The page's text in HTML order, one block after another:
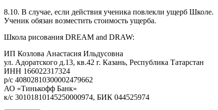
8.10. В случае, если действия ученика повлекли ущерб Школе.
Ученик обязан возместить стоимость ущерба.
Школа рисования DREAM and DRAW:
ИП Козлова Анастасия Ильдусовна
ул. Адоратского д.13, кв.42 г. Казань, Республика Татарстан
ИНН 166022317324
р/с 40802810300002479662
АО «Тинькофф Банк»
к/с 30101810145250000974, БИК 044525974